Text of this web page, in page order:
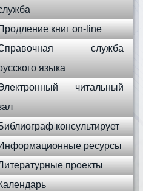
книг on-line
служба
языка
читальный
консультирует
ресурсы
проекты